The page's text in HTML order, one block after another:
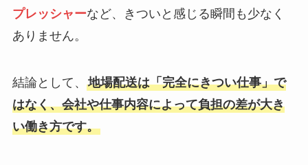
プレッシャーなど、きついと感じる瞬間も少なく
ありません。
結論として、 地場配送は「完全にきつい仕事」で
はなく、会社や仕事内容によって負担の差が大き
い働き方です。